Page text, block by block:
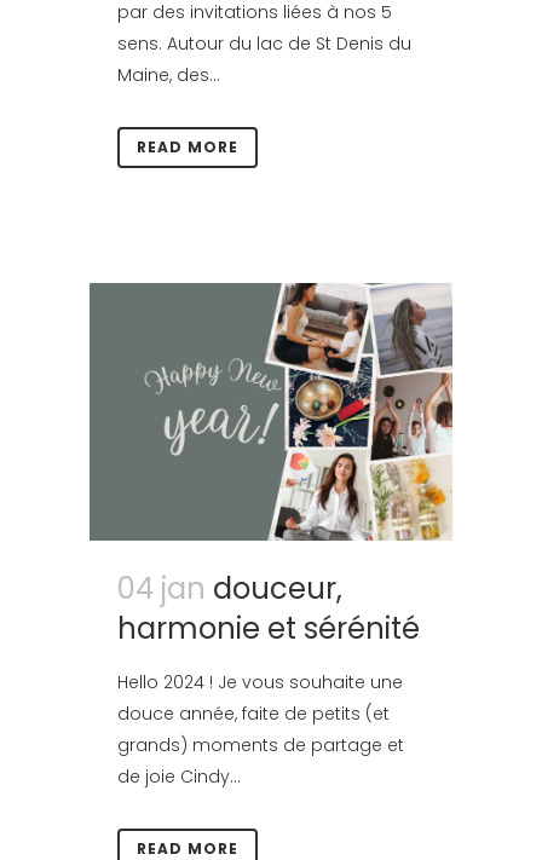
par des invitations liées à nos 5
sens. Autour du lac de St Denis du
Maine, des...
READ MORE
04 jan douceur,
harmonie et sérénité
Hello 2024 ! Je vous souhaite une
douce année, faite de petits (et
grands) moments de partage et
de joie Cindy...
READ MORE